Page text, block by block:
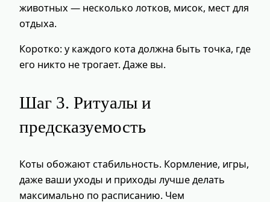
животных — несколько лотков, мисок, мест для
отдыха.
Коротко: у каждого кота должна быть точка, где
его никто не трогает. Даже вы.
Шаг 3. Ритуалы и
предсказуемость
Коты обожают стабильность. Кормление, игры,
даже ваши уходы и приходы лучше делать
максимально по расписанию. Чем